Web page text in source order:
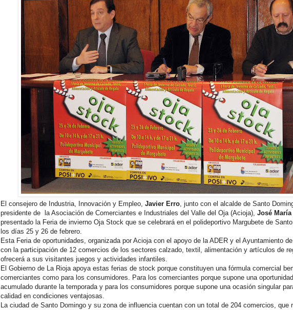
El consejero de Industria, Innovación y Empleo, Javier Erro, junto con el alcalde de Santo
presidente de
la Asociación de Comerciantes e Industriales del Valle del Oja (Acioja), José
presentado la Feria de invierno Oja Stock que se celebrará en el polideportivo Margubete de
los días 25 y 26 de febrero.
Esta Feria de oportunidades, organizada por Acioja con el apoyo de la ADER y el Ayuntamiento
con la participación de 12 comercios de los sectores calzado, textil, alimentación y artículos de
ofrecerá a sus visitantes juegos y actividades infantiles.
El Gobierno de La Rioja apoya estas ferias de stock porque constituyen una fórmula comercial
comerciantes como para los consumidores. Para los comerciantes porque supone una
acumulado durante la temporada y para los consumidores porque supone una ocasión singular
calidad en condiciones ventajosas.
La ciudad de Santo Domingo y su zona de influencia cuentan con un total de 204 comercios, que